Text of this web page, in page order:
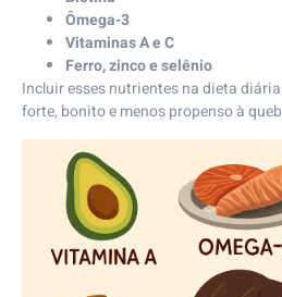
Ômega-3
Vitaminas A e C
Ferro, zinco e selênio
Incluir esses nutrientes na dieta
forte, bonito e menos propenso à